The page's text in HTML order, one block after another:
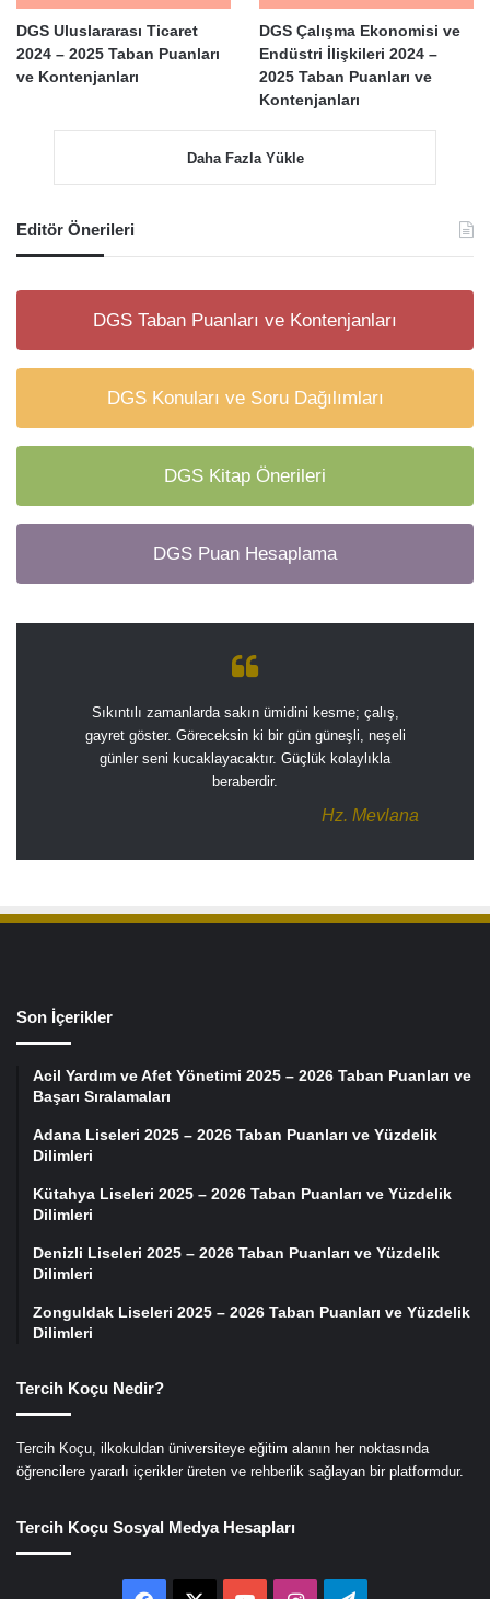
DGS Uluslararası Ticaret
2024 – 2025 Taban Puanları
ve Kontenjanları
DGS Çalışma Ekonomisi ve
Endüstri İlişkileri 2024 –
2025 Taban Puanları ve
Kontenjanları
Daha Fazla Yükle
Editör Önerileri
DGS Taban Puanları ve Kontenjanları
DGS Konuları ve Soru Dağılımları
DGS Kitap Önerileri
DGS Puan Hesaplama
Sıkıntılı zamanlarda sakın ümidini kesme; çalış,
gayret göster. Göreceksin ki bir gün güneşli, neşeli
günler seni kucaklayacaktır. Güçlük kolaylıkla
beraberdir.
Hz. Mevlana
Son İçerikler
Acil Yardım ve Afet Yönetimi 2025 – 2026 Taban Puanları ve
Başarı Sıralamaları
Adana Liseleri 2025 – 2026 Taban Puanları ve Yüzdelik
Dilimleri
Kütahya Liseleri 2025 – 2026 Taban Puanları ve Yüzdelik
Dilimleri
Denizli Liseleri 2025 – 2026 Taban Puanları ve Yüzdelik
Dilimleri
Zonguldak Liseleri 2025 – 2026 Taban Puanları ve Yüzdelik
Dilimleri
Tercih Koçu Nedir?
Tercih Koçu, ilkokuldan üniversiteye eğitim alanın her noktasında
öğrencilere yararlı içerikler üreten ve rehberlik sağlayan bir platformdur.
Tercih Koçu Sosyal Medya Hesapları